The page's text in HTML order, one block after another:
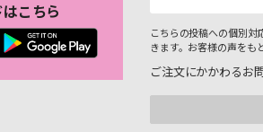
こちら
こちらの投稿への個別対
きます。お客様の声をも
ご注文にかかわるお